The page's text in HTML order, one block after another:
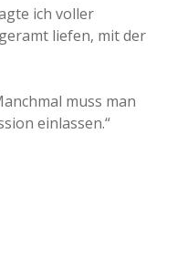
ich voller
liefen, mit der
muss man
einlassen.“